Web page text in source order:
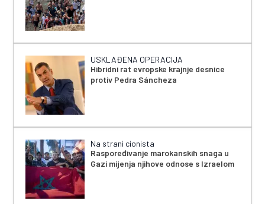
USKLAĐENA OPERACIJA
Hibridni rat evropske krajnje desnice
protiv Pedra Sáncheza
Na strani cionista
Raspoređivanje marokanskih snaga u
Gazi mijenja njihove odnose s Izraelom